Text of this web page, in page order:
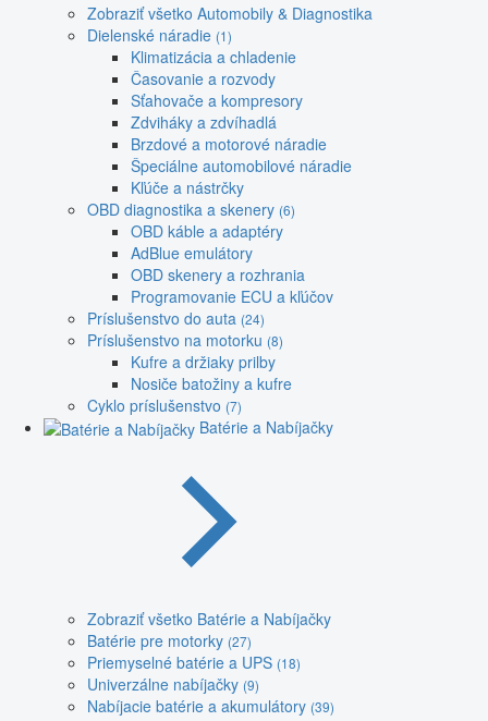
Zobraziť všetko Automobily & Diagnostika
Dielenské náradie (1)
Klimatizácia a chladenie
Časovanie a rozvody
Sťahovače a kompresory
Zdviháky a zdvíhadlá
Brzdové a motorové náradie
Špeciálne automobilové náradie
Kľúče a nástrčky
OBD diagnostika a skenery (6)
OBD káble a adaptéry
AdBlue emulátory
OBD skenery a rozhrania
Programovanie ECU a kľúčov
Príslušenstvo do auta (24)
Príslušenstvo na motorku (8)
Kufre a držiaky prilby
Nosiče batožiny a kufre
Cyklo príslušenstvo (7)
Batérie a Nabíjačky
Zobraziť všetko Batérie a Nabíjačky
Batérie pre motorky (27)
Priemyselné batérie a UPS (18)
Univerzálne nabíjačky (9)
Nabíjacie batérie a akumulátory (39)